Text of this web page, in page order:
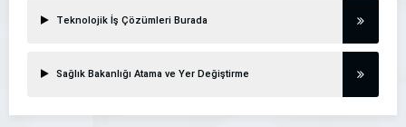
Teknolojik İş Çözümleri Burada
Sağlık Bakanlığı Atama ve Yer Değiştirme